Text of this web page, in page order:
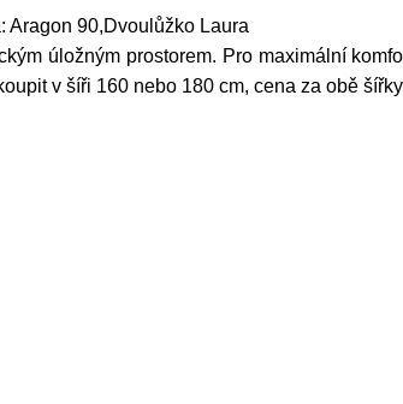
Aragon 90,Dvoulůžko Laura
úložným prostorem. Pro maximální
v šíři 160 nebo 180 cm, cena za obě